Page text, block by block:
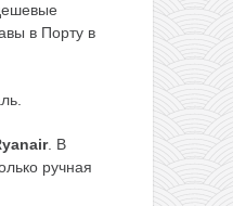
в Порту в
. В
ручная